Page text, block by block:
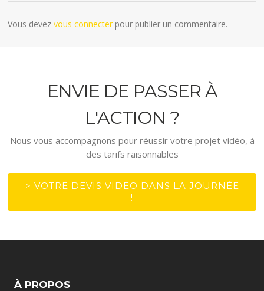
Vous devezvous connecterpour publier un commentaire.
ENVIE DE PASSER À
L'ACTION ?
Nous vous accompagnons pour réussir votre projet vidéo, à
des tarifs raisonnables
> VOTRE DEVIS VIDEO DANS LA JOURNÉE
!
À PROPOS